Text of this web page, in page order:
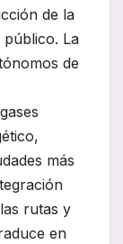
de la
La
de
más
rutas y
en